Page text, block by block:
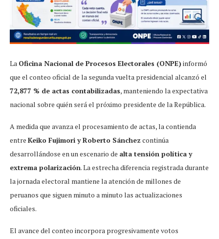
La Oficina Nacional de Procesos Electorales (ONPE)informó
que el conteo oficial de la segunda vuelta presidencial alcanzó el
72,877 % de actas contabilizadas, manteniendo la expectativa
nacional sobre quién será el próximo presidente de la República.
A medida que avanza el procesamiento de actas, la contienda
entre Keiko Fujimori y Roberto Sánchez continúa
desarrollándose en un escenario de alta tensión política y
extrema polarización. La estrecha diferencia registrada durante
la jornada electoral mantiene la atención de millones de
peruanos que siguen minuto a minuto las actualizaciones
oficiales.
El avance del conteo incorpora progresivamente votos